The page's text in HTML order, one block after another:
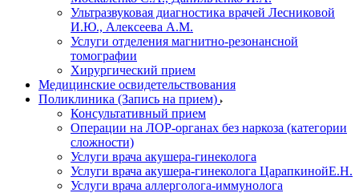
Ультразвуковая диагностика врачей Лесниковой
И.Ю., Алексеева А.М.
Услуги отделения магнитно-резонансной
томографии
Хирургический прием
Медицинские освидетельствования
Поликлиника (Запись на прием)
Консультативный прием
Операции на ЛОР-органах без наркоза (категории
сложности)
Услуги врача акушера-гинеколога
Услуги врача акушера-гинеколога ЦарапкинойЕ.Н.
Услуги врача аллерголога-иммунолога